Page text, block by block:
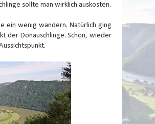
sollte man wirklich auskosten.
ein wenig wandern. Natürlich ging
der Donauschlinge. Schön, wieder